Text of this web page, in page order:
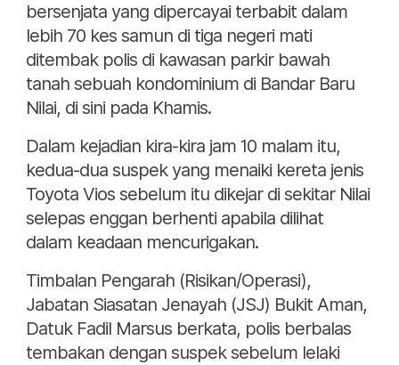
bersenjata yang dipercayai terbabit dalam
lebih 70 kes samun di tiga negeri mati
ditembak polis di kawasan parkir bawah
tanah sebuah kondominium di Bandar Baru
Nilai, di sini pada Khamis.
Dalam kejadian kira-kira jam 10 malam itu,
kedua-dua suspek yang menaiki kereta jenis
Toyota Vios sebelum itu dikejar di sekitar Nilai
selepas enggan berhenti apabila dilihat
dalam keadaan mencurigakan.
Timbalan Pengarah (Risikan/Operasi),
Jabatan Siasatan Jenayah (JSJ) Bukit Aman,
Datuk Fadil Marsus berkata, polis berbalas
tembakan dengan suspek sebelum lelaki